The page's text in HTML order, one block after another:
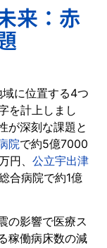
来：赤
に位置する4つ
を計上しまし
が深刻な課題と
院で約5億7000
円、 公立宇出津
合病院で約1億
の影響で医療ス
稼働病床数の減